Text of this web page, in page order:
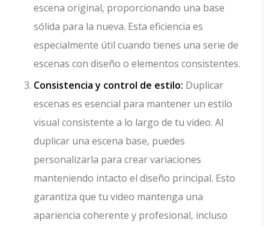
escena original, proporcionando una base
sólida para la nueva. Esta eficiencia es
especialmente útil cuando tienes una serie de
escenas con diseño o elementos consistentes.
Consistencia y control de estilo: Duplicar
escenas es esencial para mantener un estilo
visual consistente a lo largo de tu video. Al
duplicar una escena base, puedes
personalizarla para crear variaciones
manteniendo intacto el diseño principal. Esto
garantiza que tu video mantenga una
apariencia coherente y profesional, incluso